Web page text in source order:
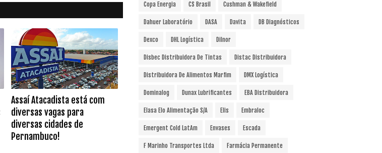
Assaí Atacadista está com
diversas vagas para
diversas cidades de
Pernambuco!
Copa Energia CS Brasil Cushman & Wakefield
Dahuer Laboratório DASA Davita DB Diagnósticos
Dexco DHL Logística Dilnor
Disbec Distribuidora De Tintas Distac Distribuidora
Distribuidora De Alimentos Marfim DMX Logística
Dominalog Dunax Lubrificantes EBA Distribuidora
Elasa Elo Alimentação S/A Elis Embraloc
Emergent Cold LatAm Envases Escada
F Marinho Transportes Ltda Farmácia Permanente